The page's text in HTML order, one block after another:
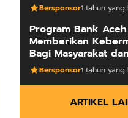
Bersponsor1 tahun yang
Program Bank
Memberikan
Bagi Masyarakat
Bersponsor1 tahun yang
ARTIKEL